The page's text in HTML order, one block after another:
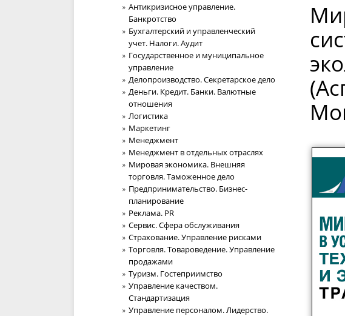
Антикризисное управление.
Банкротство
Бухгалтерский и управленческий
учет. Налоги. Аудит
Государственное и муниципальное
управление
Делопроизводство. Секретарское дело
Деньги. Кредит. Банки. Валютные
отношения
Логистика
Маркетинг
Менеджмент
Менеджмент в отдельных отраслях
Мировая экономика. Внешняя
торговля. Таможенное дело
Предпринимательство. Бизнес-
планирование
Реклама. PR
Сервис. Сфера обслуживания
Страхование. Управление рисками
Торговля. Товароведение. Управление
продажами
Туризм. Гостеприимство
Управление качеством.
Стандартизация
Управление персоналом. Лидерство.